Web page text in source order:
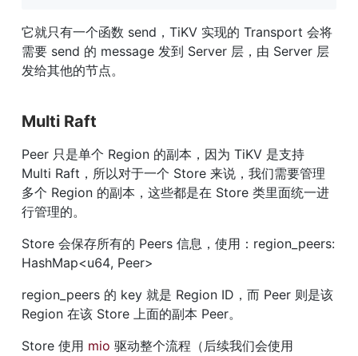
它就只有一个函数 send，TiKV 实现的 Transport 会将
需要 send 的 message 发到 Server 层，由 Server 层
发给其他的节点。
Multi Raft
Peer 只是单个 Region 的副本，因为 TiKV 是支持
Multi Raft，所以对于一个 Store 来说，我们需要管理
多个 Region 的副本，这些都是在 Store 类里面统一进
行管理的。
Store 会保存所有的 Peers 信息，使用：region_peers:
HashMap<u64, Peer>
region_peers 的 key 就是 Region ID，而 Peer 则是该
Region 在该 Store 上面的副本 Peer。
Store 使用 mio 驱动整个流程（后续我们会使用